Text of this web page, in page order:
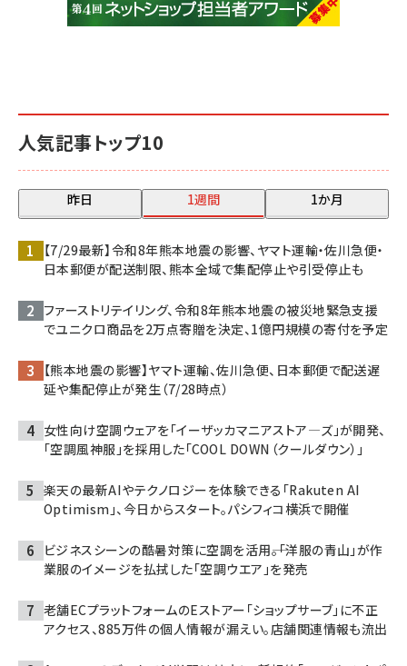
人気記事トップ10
昨日 1週間 1か月
【7/29最新】令和8年熊本地震の影響、ヤマト運輸・佐川急便・
日本郵便が配送制限、熊本全域で集配停止や引受停止も
ファーストリテイリング、令和8年熊本地震の被災地緊急支援
でユニクロ商品を2万点寄贈を決定、1億円規模の寄付を予定
【熊本地震の影響】ヤマト運輸、佐川急便、日本郵便で配送遅
延や集配停止が発生（7/28時点）
女性向け空調ウェアを「イーザッカマニアストア―ズ」が開発、
「空調風神服」を採用した「COOL DOWN（クールダウン）」
楽天の最新AIやテクノロジーを体験できる「Rakuten AI
Optimism」、今日からスタート。パシフィコ横浜で開催
ビジネスシーンの酷暑対策に空調を活用――。「洋服の青山」が作
業服のイメージを払拭した「空調ウエア」を発売
老舗ECプラットフォームのEストアー「ショップサーブ」に不正
アクセス、885万件の個人情報が漏えい。店舗関連情報も流出